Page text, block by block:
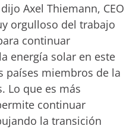
Axel Thiemann, CEO
orgulloso del trabajo
continuar
energía solar en este
países miembros de la
Lo que es más
continuar
la transición